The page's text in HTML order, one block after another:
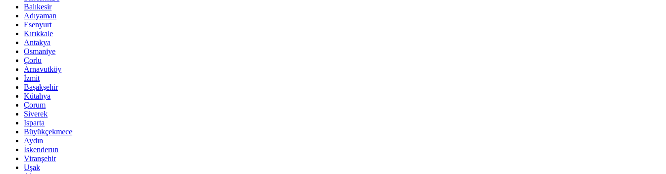
Balıkesir
Adıyaman
Esenyurt
Kırıkkale
Antakya
Osmaniye
Çorlu
Arnavutköy
İzmit
Başakşehir
Kütahya
Çorum
Siverek
Isparta
Büyükçekmece
Aydın
İskenderun
Viranşehir
Uşak